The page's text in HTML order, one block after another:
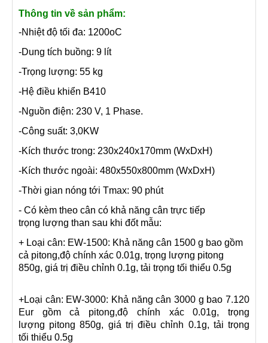
Thông tin về sản phẩm:
-Nhiệt độ tối đa: 1200oC
-Dung tích buồng: 9 lít
-Trọng lượng: 55 kg
-Hệ điều khiển B410
-Nguồn điện: 230 V, 1 Phase.
-Công suất: 3,0KW
-Kích thước trong: 230x240x170mm (WxDxH)
-Kích thước ngoài: 480x550x800mm (WxDxH)
-Thời gian nóng tới Tmax: 90 phút
- Có kèm theo cân có khả năng cân trực tiếp
trọng lượng than sau khi đốt mẫu:
+ Loại cân: EW-1500: Khả năng cân 1500 g bao gồm
cả pitong,độ chính xác 0.01g, trọng lượng pitong
850g, giá trị điều chỉnh 0.1g, tải trọng tối thiểu 0.5g
+Loại cân: EW-3000: Khả năng cân 3000 g bao 7.120
Eur gồm cả pitong,độ chính xác 0.01g, trọng
lượng pitong 850g, giá trị điều chỉnh 0.1g, tải trọng
tối thiểu 0.5g